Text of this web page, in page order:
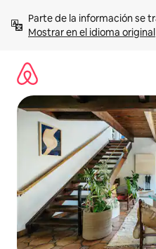
contenidoMostrar en el idioma original